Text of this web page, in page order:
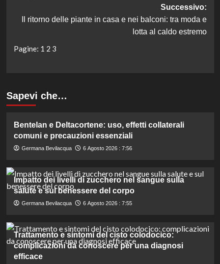
Successivo:
Il ritorno delle piante in casa e nei balconi: tra moda e
lotta al caldo estremo
Pagine: 1 2 3
Sapevi che…
Bentelan e Deltacortene: uso, effetti collaterali
comuni e precauzioni essenziali
Germana Bevilacqua 6 Agosto 2026 : 7:56
Impatto dei livelli di zucchero nel sangue sulla
salute e sul benessere del corpo
Germana Bevilacqua 6 Agosto 2026 : 7:55
Trattamento e sintomi del cisto colodocico:
complicazioni da conoscere per una diagnosi
efficace